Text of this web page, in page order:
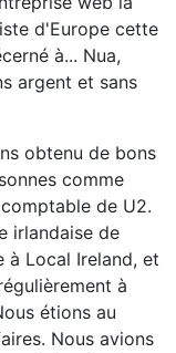
d'Europe cette
à... Nua,
argent et sans
obtenu de bons
comme
de U2.
irlandaise de
à Local Ireland, et
à
étions au
Nous avions